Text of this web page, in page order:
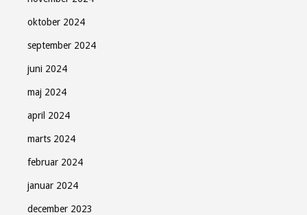
oktober 2024
september 2024
juni 2024
maj 2024
april 2024
marts 2024
februar 2024
januar 2024
december 2023